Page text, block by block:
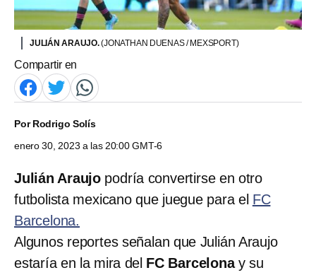
JULIÁN ARAUJO.(JONATHAN DUENAS / MEXSPORT)
Compartir en
PorRodrigo Solís
enero 30, 2023 a las 20:00 GMT-6
Julián Araujo podría convertirse en otro
futbolista mexicano que juegue para el FC
Barcelona.
Algunos reportes señalan que Julián Araujo
estaría en la mira del FC Barcelonay su